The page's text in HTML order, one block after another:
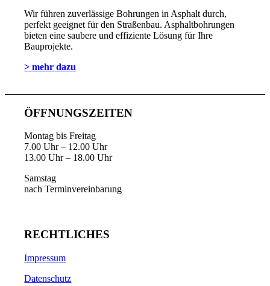
Wir führen zuverlässige Bohrungen in Asphalt durch,
perfekt geeignet für den Straßenbau. Asphaltbohrungen
bieten eine saubere und effiziente Lösung für Ihre
Bauprojekte.
> mehr dazu
ÖFFNUNGSZEITEN
Montag bis Freitag
7.00 Uhr – 12.00 Uhr
13.00 Uhr – 18.00 Uhr
Samstag
nach Terminvereinbarung
RECHTLICHES
Impressum
Datenschutz